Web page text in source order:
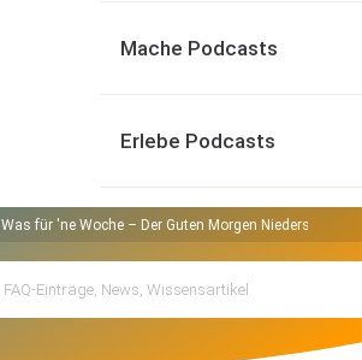
Mache Podcasts
Erlebe Podcasts
Was für 'ne Woche – Der Guten Morgen